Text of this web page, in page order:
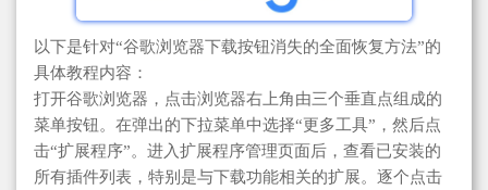
以下是针对“谷歌浏览器下载按钮消失的全面恢复方法”的
具体教程内容：
打开谷歌浏览器，点击浏览器右上角由三个垂直点组成的
菜单按钮。在弹出的下拉菜单中选择“更多工具”，然后点
击“扩展程序”。进入扩展程序管理页面后，查看已安装的
所有插件列表，特别是与下载功能相关的扩展。逐个点击